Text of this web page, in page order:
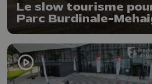
Le slow tourisme
Parc Burdinale-